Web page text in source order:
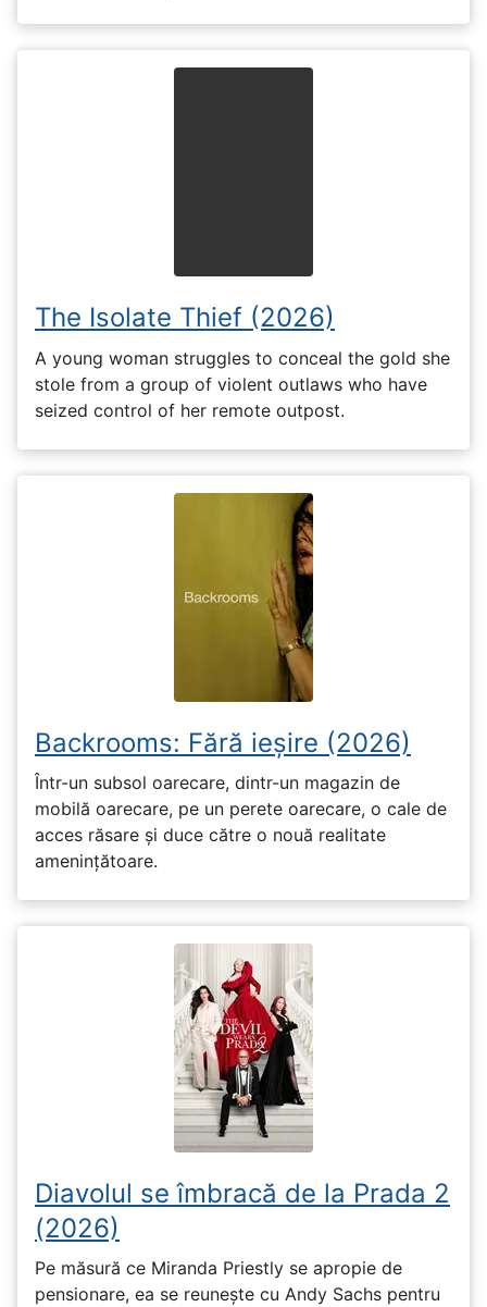
The Isolate Thief (2026)
A young woman struggles to conceal the gold she
stole from a group of violent outlaws who have
seized control of her remote outpost.
Backrooms: Fără ieșire (2026)
Într-un subsol oarecare, dintr-un magazin de
mobilă oarecare, pe un perete oarecare, o cale de
acces răsare și duce către o nouă realitate
amenințătoare.
Diavolul se îmbracă de la Prada 2
(2026)
Pe măsură ce Miranda Priestly se apropie de
pensionare, ea se reunește cu Andy Sachs pentru